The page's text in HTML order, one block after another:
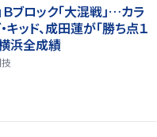
ブロック「大混戦」…カラ
キッド、成田蓮が「勝ち点１
横浜全成績